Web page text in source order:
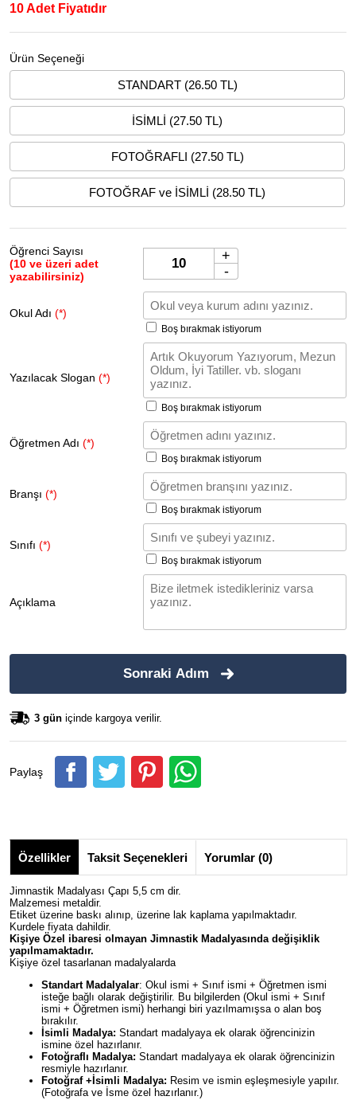
10 Adet Fiyatıdır
Ürün Seçeneği
STANDART (26.50 TL)
İSİMLİ (27.50 TL)
FOTOĞRAFLI (27.50 TL)
FOTOĞRAF ve İSİMLİ (28.50 TL)
Öğrenci Sayısı
(10 ve üzeri adet
yazabilirsiniz)
+
-
Okul Adı (*)
Boş bırakmak istiyorum
Yazılacak Slogan (*)
Boş bırakmak istiyorum
Öğretmen Adı (*)
Boş bırakmak istiyorum
Branşı (*)
Boş bırakmak istiyorum
Sınıfı (*)
Boş bırakmak istiyorum
Açıklama
Sonraki Adım
3 gün içinde kargoya verilir.
Paylaş
Özellikler Taksit Seçenekleri Yorumlar (0)
Jimnastik Madalyası Çapı 5,5 cm dir.
Malzemesi metaldir.
Etiket üzerine baskı alınıp, üzerine lak kaplama yapılmaktadır.
Kurdele fiyata dahildir.
Kişiye Özel ibaresi olmayan Jimnastik Madalyasında değişiklik
yapılmamaktadır.
Kişiye özel tasarlanan madalyalarda
Standart Madalyalar: Okul ismi + Sınıf ismi + Öğretmen ismi
isteğe bağlı olarak değiştirilir. Bu bilgilerden (Okul ismi + Sınıf
ismi + Öğretmen ismi) herhangi biri yazılmamışsa o alan boş
bırakılır.
İsimli Madalya: Standart madalyaya ek olarak öğrencinizin
ismine özel hazırlanır.
Fotoğraflı Madalya: Standart madalyaya ek olarak öğrencinizin
resmiyle hazırlanır.
Fotoğraf +İsimli Madalya: Resim ve ismin eşleşmesiyle yapılır.
(Fotoğrafa ve İsme özel hazırlanır.)